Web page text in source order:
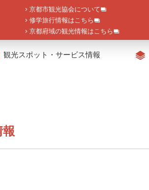
京都市観光協会について
修学旅行情報はこちら
京都府域の観光情報はこちら
観光スポット・サービス情報